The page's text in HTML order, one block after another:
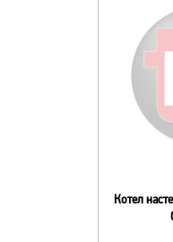
Котел